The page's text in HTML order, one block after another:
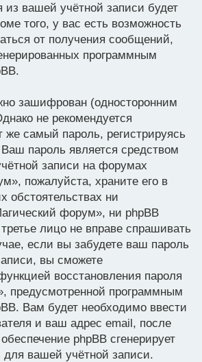
из вашей учётной записи будет
того, у вас есть возможность
от получения сообщений,
программным
зашифрован (односторонним
не рекомендуется
же самый пароль, регистрируясь
пароль является средством
записи на форумах
пожалуйста, храните его в
обстоятельствах ни
форум», ни phpBB
лицо не вправе спрашивать
если вы забудете ваш пароль
вы сможете
восстановления пароля
предусмотренной программным
Вам будет необходимо ввести
и ваш адрес email, после
phpBB сгенерирует
вашей учётной записи.